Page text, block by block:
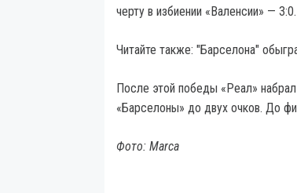
черту в избиении «Валенсии» — 3:0.
Читайте также: "Барселона"
После этой победы «Реал»
«Барселоны» до двух очков. До
Фото: Marca